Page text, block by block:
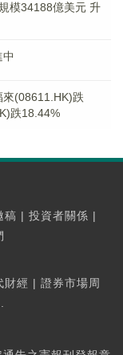
模34188億美元 升
來(08611.HK)跌
跌18.44%
稿 | 投資者關係 |
財經 | 證券市場周